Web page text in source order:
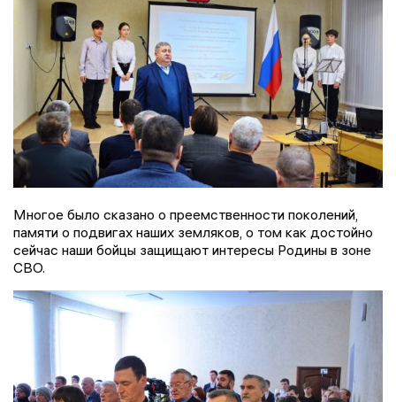
Многое было сказано о преемственности поколений,
памяти о подвигах наших земляков, о том как достойно
сейчас наши бойцы защищают интересы Родины в зоне
СВО.